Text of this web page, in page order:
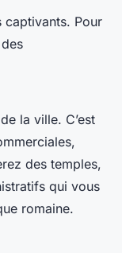
captivants. Pour
la ville. C’est
des temples,
qui vous
romaine.